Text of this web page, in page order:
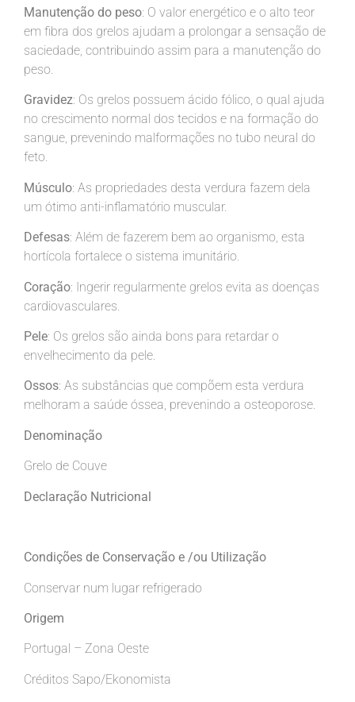
Manutenção do peso: O valor energético e o alto teor
em fibra dos grelos ajudam a prolongar a sensação de
saciedade, contribuindo assim para a manutenção do
peso.
Gravidez: Os grelos possuem ácido fólico, o qual ajuda
no crescimento normal dos tecidos e na formação do
sangue, prevenindo malformações no tubo neural do
feto.
Músculo: As propriedades desta verdura fazem dela
um ótimo anti-inflamatório muscular.
Defesas: Além de fazerem bem ao organismo, esta
hortícola fortalece o sistema imunitário.
Coração: Ingerir regularmente grelos evita as doenças
cardiovasculares.
Pele: Os grelos são ainda bons para retardar o
envelhecimento da pele.
Ossos: As substâncias que compõem esta verdura
melhoram a saúde óssea, prevenindo a osteoporose.
Denominação
Grelo de Couve
Declaração Nutricional
Condições de Conservação e /ou Utilização
Conservar num lugar refrigerado
Origem
Portugal – Zona Oeste
Créditos Sapo/Ekonomista